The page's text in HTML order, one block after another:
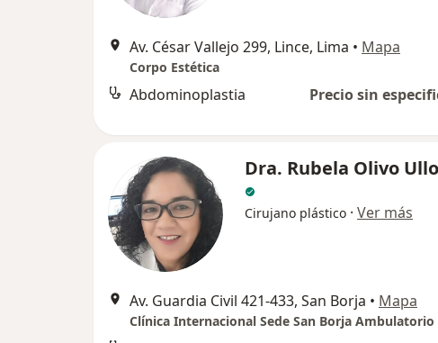
Av. César Vallejo 299, Lince, Lima • Mapa
Corpo Estética
Abdominoplastia Precio sin
Dra. Rubela Olivo
Cirujano plástico · Ver más
Av. Guardia Civil 421-433, San Borja • Mapa
Clínica Internacional Sede San Borja Ambulatorio